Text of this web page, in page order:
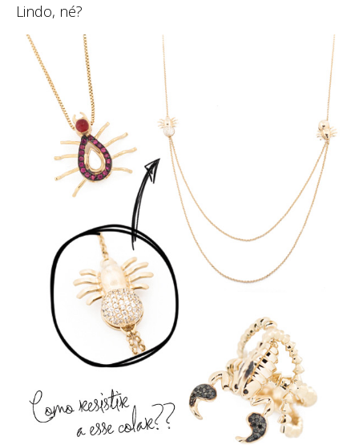
Lindo, né?